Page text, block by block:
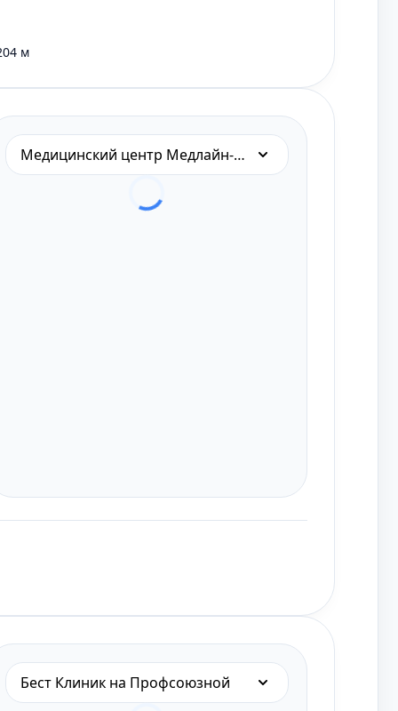
м
Медицинский центр Медлайн-Сервис на Калужской
Бест Клиник на Профсоюзной